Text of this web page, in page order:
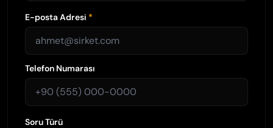
E-posta Adresi *
Telefon Numarası
Soru Türü